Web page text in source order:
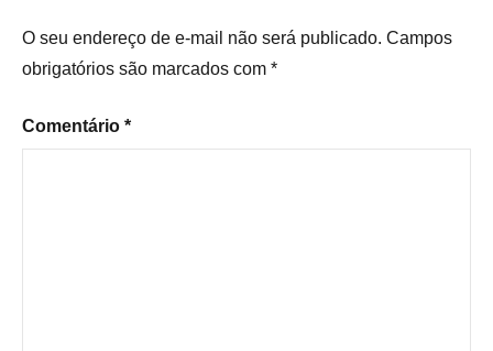
O seu endereço de e-mail não será publicado. Campos
obrigatórios são marcados com *
Comentário *